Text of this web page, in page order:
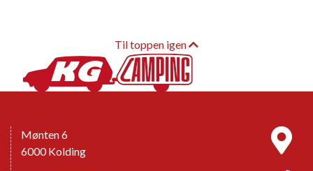
Til toppen igen
Mønten 6
6000 Kolding